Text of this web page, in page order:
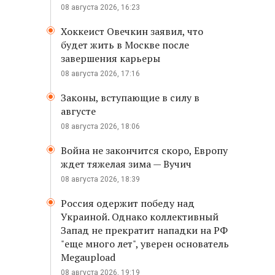
08 августа 2026, 16:23
Хоккеист Овечкин заявил, что
будет жить в Москве после
завершения карьеры
08 августа 2026, 17:16
Законы, вступающие в силу в
августе
08 августа 2026, 18:06
Война не закончится скоро, Европу
ждет тяжелая зима — Вучич
08 августа 2026, 18:39
Россия одержит победу над
Украиной. Однако коллективный
Запад не прекратит нападки на РФ
"еще много лет", уверен основатель
Megaupload
08 августа 2026, 19:19